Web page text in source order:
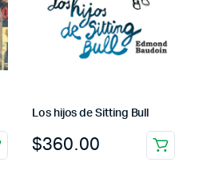
Los hijos de Sitting Bull
$360.00